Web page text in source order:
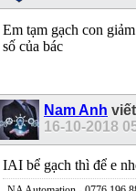
Em tạm gạch con
số của bác
Nam Anh
16-10-2018
IAI bể gạch thì để e